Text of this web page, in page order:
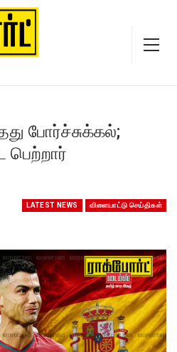
போர்ச்சுக்கல்;
LATEST NEWS விளையாட்டு செய்திகள்